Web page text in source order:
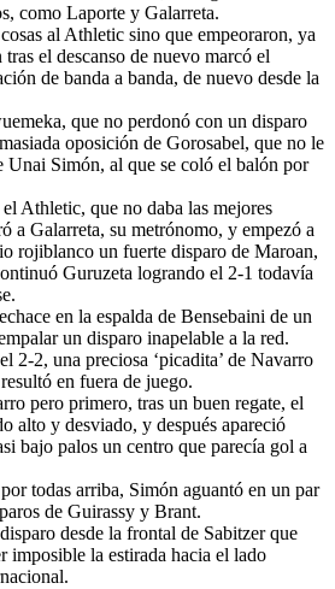
como Laporte y Galarreta.
al Athletic sino que empeoraron, ya
el descanso de nuevo marcó el
de banda a banda, de nuevo desde la
que no perdonó con un disparo
oposición de Gorosabel, que no le
Unai Simón, al que se coló el balón por
Athletic, que no daba las mejores
a Galarreta, su metrónomo, y empezó a
rojiblanco un fuerte disparo de Maroan,
Guruzeta logrando el 2-1 todavía
en la espalda de Bensebaini de un
un disparo inapelable a la red.
2-2, una preciosa ‘picadita’ de Navarro
en fuera de juego.
pero primero, tras un buen regate, el
alto y desviado, y después apareció
bajo palos un centro que parecía gol a
todas arriba, Simón aguantó en un par
de Guirassy y Brant.
desde la frontal de Sabitzer que
imposible la estirada hacia el lado